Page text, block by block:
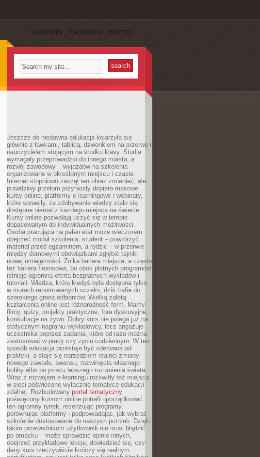
SUBSCRIBE FACEBOOK TWITTER
Jeszcze do niedawna edukacja kojarzyła się
głównie z ławkami, tablicą, dzwonkiem na przerwę i
nauczycielem stojącym na środku klasy. Studia
wymagały przeprowadzki do innego miasta, a
rozwój zawodowy – wyjazdów na szkolenia
organizowane w określonym miejscu i czasie.
Internet stopniowo zaczął ten obraz zmieniać, ale
prawdziwy przełom przyniosły dopiero masowe
kursy online, platformy e-learningowe i webinary,
które sprawiły, że zdobywanie wiedzy stało się
dostępne niemal z każdego miejsca na świecie.
Kursy online pozwalają uczyć się w tempie
dopasowanym do indywidualnych możliwości.
Osoba pracująca na pełen etat może wieczorem
obejrzeć moduł szkolenia, student – powtórzyć
materiał przed egzaminem, a rodzic – w przerwie
między domowymi obowiązkami zgłębić tajniki
nowej umiejętności. Znika bariera miejsca, a często
też bariera finansowa, bo obok płatnych programów
istnieje ogromna oferta bezpłatnych wykładów i
tutoriali. Wiedza, która kiedyś była dostępna tylko
w murach renomowanych uczelni, dziś trafia do
szerokiego grona odbiorców. Wielką zaletą
kształcenia online jest różnorodność form. Mamy
filmy, quizy, projekty praktyczne, fora dyskusyjne,
konsultacje na żywo. Dobry kurs nie polega już na
statycznym nagraniu wykładowcy, lecz angażuje
uczestnika poprzez zadania, które od razu można
zastosować w pracy czy życiu codziennym. W ten
sposób edukacja przestaje być oderwana od
praktyki, a staje się narzędziem realnej zmiany –
nowego zawodu, awansu, rozwinięcia własnego
hobby albo po prostu lepszego rozumienia świata.
Wraz z rozwojem e-learningu rozkwitły też miejsca
w sieci poświęcone wyłącznie tematyce edukacji
zdalnej. Rozbudowany portal tematyczny
poświęcony kursom online potrafi uporządkować
ten ogromny rynek, recenzując programy,
porównując platformy i podpowiadając, jak wybrać
szkolenie dostosowane do naszych potrzeb. Dzięki
takim przewodnikom użytkownik nie musi błądzić
po omacku – może sprawdzić opinie innych,
obejrzeć przykładowe lekcje, dowiedzieć się, czy
dany kurs rzeczywiście kończy się realnym